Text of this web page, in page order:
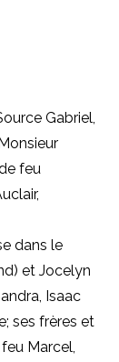
Gabriel,
feu
dans le
et Jocelyn
Isaac
ses frères et
Marcel,